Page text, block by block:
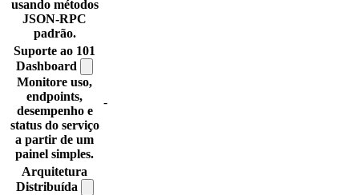
usando métodos
JSON-RPC
padrão.
Suporte ao 101
Dashboard
Monitore uso,
endpoints,
desempenho e
status do serviço
a partir de um
painel simples.
-
Arquitetura
Distribuída